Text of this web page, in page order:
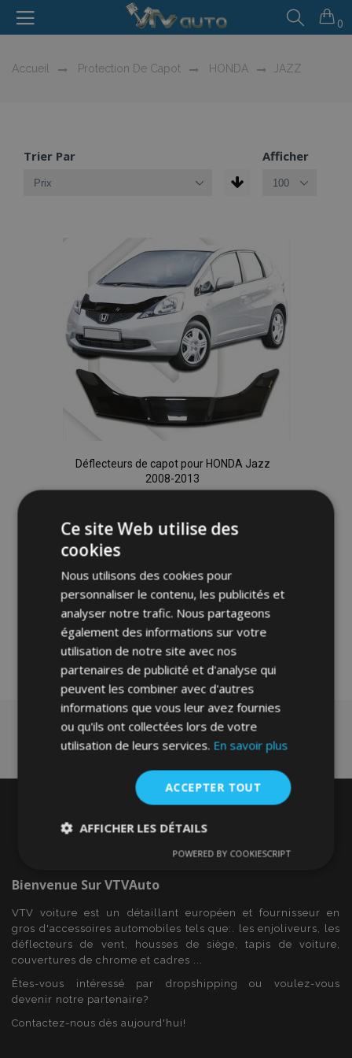
0
Accueil Protection De Capot HONDA JAZZ
Trier Par Afficher
Déflecteurs de capot pour HONDA Jazz
2008-2013
Ajouter
à la
liste
d'achats
Bienvenue SurVTVAuto
VTV voiture est un détaillant européen et fournisseur en
gros d'accessoires automobiles tels que:. les enjoliveurs, les
déflecteurs de vent, housses de siège, tapis de voiture,
couvertures de chrome et cadres ...
Êtes-vous intéressé par dropshipping ou voulez-vous
devenir notre partenaire?
Contactez-nous dès aujourd'hui!
Ce site Web utilise des
cookies
Nous utilisons des cookies pour
personnaliser le contenu, les publicités et
analyser notre trafic. Nous partageons
également des informations sur votre
utilisation de notre site avec nos
partenaires de publicité et d'analyse qui
peuvent les combiner avec d'autres
informations que vous leur avez fournies
ou qu'ils ont collectées lors de votre
utilisation de leurs services. En savoir plus
ACCEPTER TOUT
AFFICHER LES DÉTAILS
Performance Ciblage
Fonctionnalité
POWERED BY COOKIESCRIPT